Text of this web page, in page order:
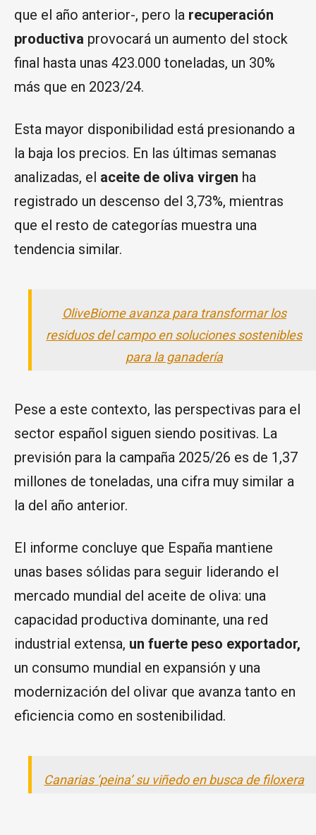
que el año anterior-, pero la recuperación
productiva provocará un aumento del stock
final hasta unas 423.000 toneladas, un 30%
más que en 2023/24.
Esta mayor disponibilidad está presionando a
la baja los precios. En las últimas semanas
analizadas, el aceite de oliva virgen ha
registrado un descenso del 3,73%, mientras
que el resto de categorías muestra una
tendencia similar.
OliveBiome avanza para transformar los
residuos del campo en soluciones sostenibles
para la ganadería
Pese a este contexto, las perspectivas para el
sector español siguen siendo positivas. La
previsión para la campaña 2025/26 es de 1,37
millones de toneladas, una cifra muy similar a
la del año anterior.
El informe concluye que España mantiene
unas bases sólidas para seguir liderando el
mercado mundial del aceite de oliva: una
capacidad productiva dominante, una red
industrial extensa, un fuerte peso exportador,
un consumo mundial en expansión y una
modernización del olivar que avanza tanto en
eficiencia como en sostenibilidad.
Canarias ‘peina’ su viñedo en busca de filoxera